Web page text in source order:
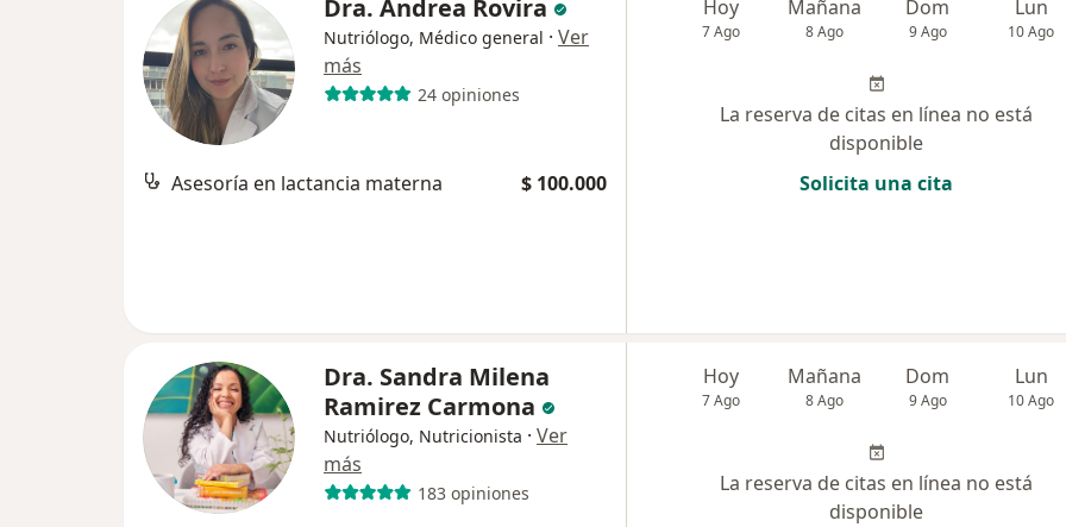
Dra. Andrea Rovira
Nutriólogo, Médico general · Ver
más
24 opiniones
Asesoría en lactancia materna $ 100.000
Hoy
7 Ago
Mañana
8 Ago
Dom
9 Ago
Lun
10 Ago
La reserva de citas en línea no está
disponible
Solicita una cita
Dra. Sandra Milena
Ramirez Carmona
Nutriólogo, Nutricionista · Ver
más
183 opiniones
Hoy
7 Ago
Mañana
8 Ago
Dom
9 Ago
Lun
10 Ago
La reserva de citas en línea no está
disponible